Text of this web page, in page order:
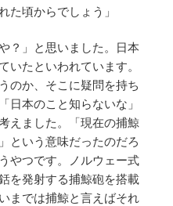
た頃からでしょう」
？」と思いました。日本
いたといわれています。
のか、そこに疑問を持ち
日本のこと知らないな」
えました。「現在の捕鯨
という意味だったのだろ
やつです。ノルウェー式
を発射する捕鯨砲を搭載
までは捕鯨と言えばそれ